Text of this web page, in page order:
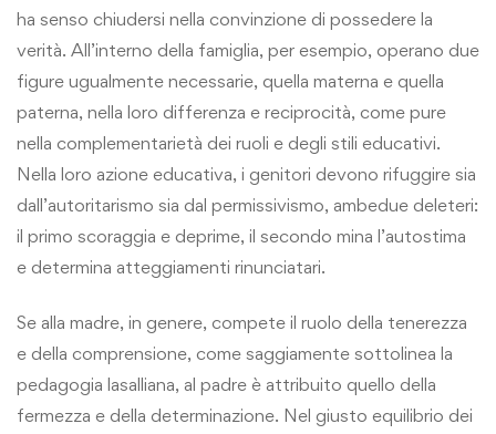
ha senso chiudersi nella convinzione di possedere la
verità. All’interno della famiglia, per esempio, operano due
figure ugualmente necessarie, quella materna e quella
paterna, nella loro differenza e reciprocità, come pure
nella complementarietà dei ruoli e degli stili educativi.
Nella loro azione educativa, i genitori devono rifuggire sia
dall’autoritarismo sia dal permissivismo, ambedue deleteri:
il primo scoraggia e deprime, il secondo mina l’autostima
e determina atteggiamenti rinunciatari.
Se alla madre, in genere, compete il ruolo della tenerezza
e della comprensione, come saggiamente sottolinea la
pedagogia lasalliana, al padre è attribuito quello della
fermezza e della determinazione. Nel giusto equilibrio dei